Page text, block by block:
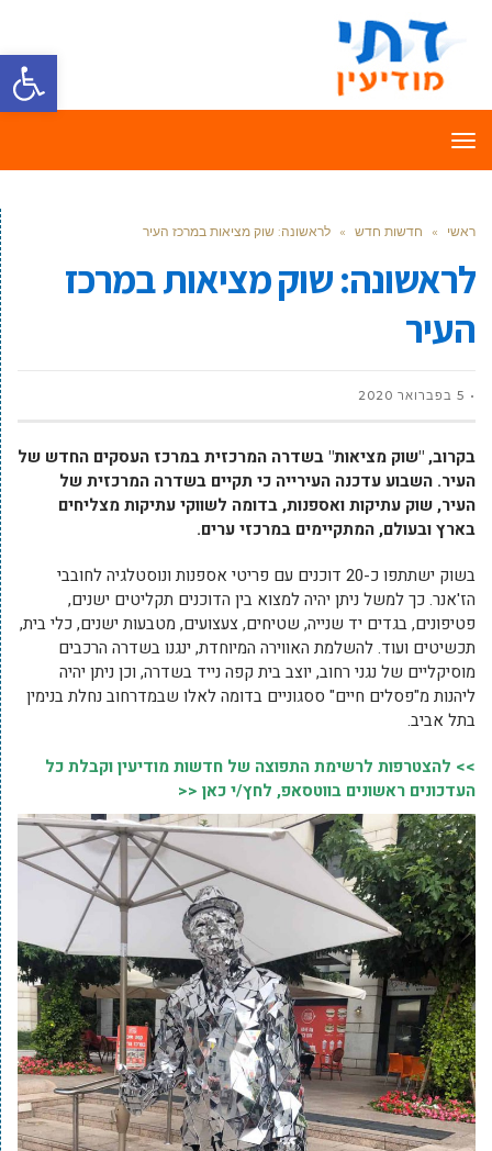
פתח
תפריט
ראשי » חדשות חדש » לראשונה: שוק מציאות במרכז העיר
לראשונה: שוק מציאות במרכז
העיר
5 בפברואר 2020
בקרוב, "שוק מציאות" בשדרה המרכזית במרכז העסקים החדש של
העיר. השבוע עדכנה העירייה כי תקיים בשדרה המרכזית של
העיר, שוק עתיקות ואספנות, בדומה לשווקי עתיקות מצליחים
בארץ ובעולם, המתקיימים במרכזי ערים.
בשוק ישתתפו כ-20 דוכנים עם פריטי אספנות ונוסטלגיה לחובבי
הז'אנר. כך למשל ניתן יהיה למצוא בין הדוכנים תקליטים ישנים,
פטיפונים, בגדים יד שנייה, שטיחים, צעצועים, מטבעות ישנים, כלי בית,
תכשיטים ועוד. להשלמת האווירה המיוחדת, ינגנו בשדרה הרכבים
מוסיקליים של נגני רחוב, יוצב בית קפה נייד בשדרה, וכן ניתן יהיה
ליהנות מ"פסלים חיים" ססגוניים בדומה לאלו שבמדרחוב נחלת בנימין
בתל אביב.
>> להצטרפות לרשימת התפוצה של חדשות מודיעין וקבלת כל
העדכונים ראשונים בווטסאפ, לחץ/י כאן <<